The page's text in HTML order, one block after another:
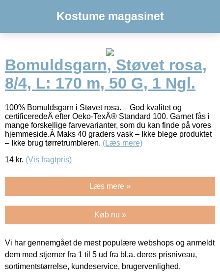
Kostume magasinet
Bomuldsgarn, Støvet rosa,
8/4, L: 170 m, 50 G, 1 Ngl.
100% Bomuldsgarn i Støvet rosa. – God kvalitet og
certificeredeÂ efter Oeko-TexÂ® Standard 100. Garnet fås i
mange forskellige farvevarianter, som du kan finde på vores
hjemmeside.Â Maks 40 graders vask – Ikke blege produktet
– Ikke brug tørretrumbleren. (Læs mere)
14 kr. (Vis fragtpris)
Læs mere »
Køb nu »
Vi har gennemgået de mest populære webshops og anmeldt
dem med stjerner fra 1 til 5 ud fra bl.a. deres prisniveau,
sortimentstørrelse, kundeservice, brugervenlighed,